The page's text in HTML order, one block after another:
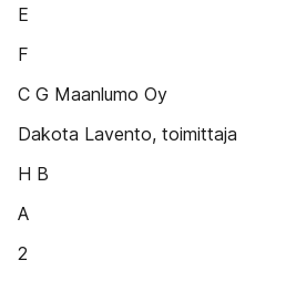
E
F
C G Maanlumo Oy
Dakota Lavento, toimittaja
H B
A
2